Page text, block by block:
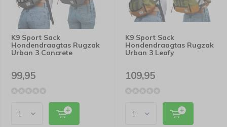
K9 Sport Sack
Hondendraagtas Rugzak
Urban 3 Concrete
99,95
K9 Sport Sack
Hondendraagtas Rugzak
Urban 3 Leafy
109,95